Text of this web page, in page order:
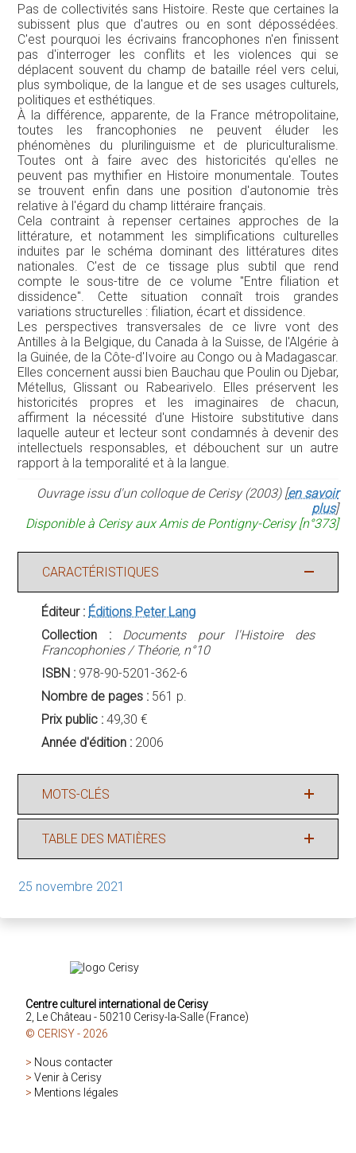
Pas de collectivités sans Histoire. Reste que certaines la
subissent plus que d'autres ou en sont dépossédées.
C'est pourquoi les écrivains francophones n'en finissent
pas d'interroger les conflits et les violences qui se
déplacent souvent du champ de bataille réel vers celui,
plus symbolique, de la langue et de ses usages culturels,
politiques et esthétiques.
À la différence, apparente, de la France métropolitaine,
toutes les francophonies ne peuvent éluder les
phénomènes du plurilinguisme et de pluriculturalisme.
Toutes ont à faire avec des historicités qu'elles ne
peuvent pas mythifier en Histoire monumentale. Toutes
se trouvent enfin dans une position d'autonomie très
relative à l'égard du champ littéraire français.
Cela contraint à repenser certaines approches de la
littérature, et notamment les simplifications culturelles
induites par le schéma dominant des littératures dites
nationales. C'est de ce tissage plus subtil que rend
compte le sous-titre de ce volume "Entre filiation et
dissidence". Cette situation connaît trois grandes
variations structurelles : filiation, écart et dissidence.
Les perspectives transversales de ce livre vont des
Antilles à la Belgique, du Canada à la Suisse, de l'Algérie à
la Guinée, de la Côte-d'Ivoire au Congo ou à Madagascar.
Elles concernent aussi bien Bauchau que Poulin ou Djebar,
Métellus, Glissant ou Rabearivelo. Elles préservent les
historicités propres et les imaginaires de chacun,
affirment la nécessité d'une Histoire substitutive dans
laquelle auteur et lecteur sont condamnés à devenir des
intellectuels responsables, et débouchent sur un autre
rapport à la temporalité et à la langue.
Ouvrage issu d'un colloque de Cerisy (2003) [en savoir
plus]
Disponible à Cerisy aux Amis de Pontigny-Cerisy [n°373]
CARACTÉRISTIQUES
Éditeur : Éditions Peter Lang
Collection :
Documents pour l'Histoire des
Francophonies / Théorie, n°10
ISBN : 978-90-5201-362-6
Nombre de pages : 561 p.
Prix public : 49,30 €
Année d'édition : 2006
MOTS-CLÉS
TABLE DES MATIÈRES
25 novembre 2021
Centre culturel international de Cerisy
2, Le Château - 50210 Cerisy-la-Salle (France)
© CERISY - 2026
> Nous contacter
> Venir à Cerisy
> Mentions légales